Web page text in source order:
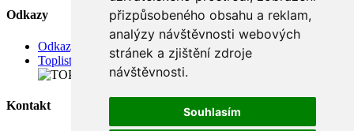
přizpůsobeného obsahu a reklam,
analýzy návštěvnosti webových
stránek a zjištění zdroje
návštěvnosti.
Souhlasím
Odkazy
Odkazy
Toplist
Kontakt